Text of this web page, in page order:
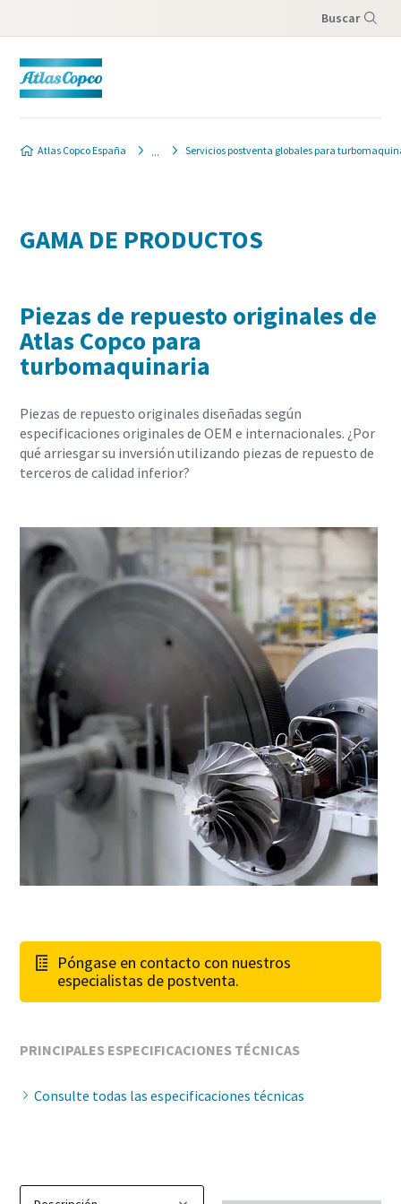
Buscar
Atlas Copco España Servicios postventa globales para
Catálogo de Productos de Atlas Copco
En este libro electrónico presentamos los productos y
servicios de la división de Compresores de Atlas Copco
Soluciones de Optimización de Atlas Copco
Una gran parte de su consumo de energía corresponde al
sistema de aire comprimido. El aumento de la eficiencia
energética puede reducir enormemente sus costes,
además de ayudarle a reducir sus emisiones de CO2. A
través de esta guía, los expertos de Atlas Copco le ayudan
a sacar todo el potencial de ahorro a su red de aire
comprimido
Descargar Guía de Optimización
GAMA DE PRODUCTOS
Piezas de repuesto originales de
Atlas Copco para
turbomaquinaria
Piezas de repuesto originales diseñadas según
especificaciones originales de OEM e internacionales. ¿Por
qué arriesgar su inversión utilizando piezas de repuesto de
terceros de calidad inferior?
Póngase en contacto con nuestros
especialistas de postventa.
PRINCIPALES ESPECIFICACIONES TÉCNICAS
Consulte todas las especificaciones técnicas